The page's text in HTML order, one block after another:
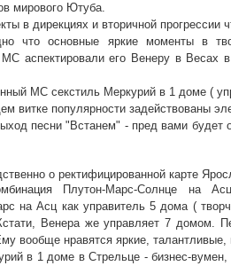
мирового Ютуба.
в дирекциях и вторичной прогрессии
что основные яркие моменты в
МС аспектировали его Венеру в
МС секстиль Меркурий в 1 доме (
витке популярности задействованы
песни "Встанем" - пред вами будет
о ректифицированной карте
Плутон-Марс-Солнце на
на Асц как управитель 5 дома (
Венера же управляет 7 домом.
вообще нравятся яркие,
в 1 доме в Стрельце - бизнес-